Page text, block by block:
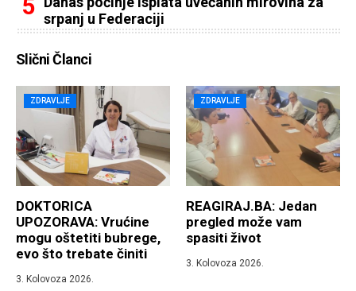
srpanj u Federaciji
Slični Članci
ZDRAVLJE
DOKTORICA
UPOZORAVA: Vrućine
mogu oštetiti bubrege,
evo što trebate činiti
3. Kolovoza 2026.
ZDRAVLJE
REAGIRAJ.BA: Jedan
pregled može vam
spasiti život
3. Kolovoza 2026.